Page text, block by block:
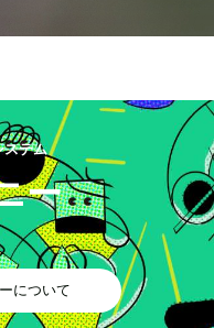
ステム
ー
について